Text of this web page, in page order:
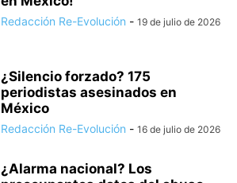
Redacción Re-Evolución - 19 de julio de 2026
¿Silencio forzado? 175
periodistas asesinados en
México
Redacción Re-Evolución - 16 de julio de 2026
¿Alarma nacional? Los